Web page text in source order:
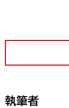
執筆者